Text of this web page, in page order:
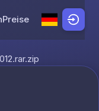
Preise